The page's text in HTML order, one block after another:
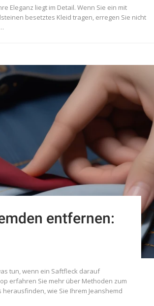
Eleganz liegt im Detail. Wenn Sie ein mit
besetztes Kleid tragen, erregen Sie nicht
entfernen:
tun, wenn ein Saftfleck darauf
erfahren Sie mehr über Methoden zum
wie Sie Ihrem Jeanshemd